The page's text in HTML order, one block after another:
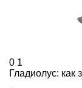
0 1
Гладиолус: как